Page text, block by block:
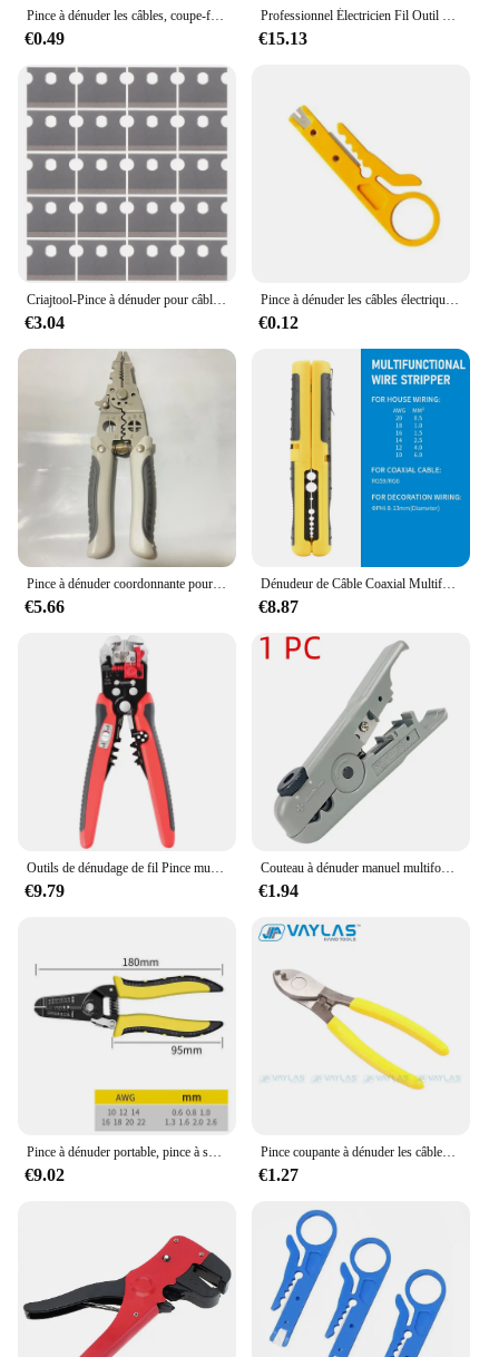
Pince à dénuder les câbles, coupe-fil, outil de sertissage, couteau à dénuder multiple, mini pince à sertir portable, dénudage électrique, coupe-fil droit
€0.49
Professionnel Électricien Fil Outil Câble Fil Stripper Cutter Sertisseur Automatique Sertissage Pince À Décaper
€15.13
Criajtool-Pince à dénuder pour câble réseau, pince à dénuder à lame de remplacement, 20 pièces
€3.04
Pince à dénuder les câbles électriques, pince à dénuder, paire torsadée, UTP, STP, dénudeur de directions de données, multi-outils portables, 1PC
€0.12
€5.66
Dénudeur de Câble Coaxial Multifonction, Outil à Main Pratique et Facile à Transporter
€8.87
€9.79
Couteau à dénuder manuel multifonctionnel, pince à câble coaxial, coupe-fil, outils à dénuder, 3 en 1
€1.94
€9.02
Pince coupante à dénuder les câbles électriques, coupe-câble, outils à main, 6 po
€1.27